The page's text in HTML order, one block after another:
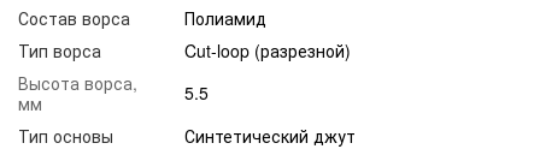
Состав ворса
Полиамид
Тип ворса
Cut-loop (разрезной)
Высота ворса,
мм
5.5
Тип основы
Синтетический джут